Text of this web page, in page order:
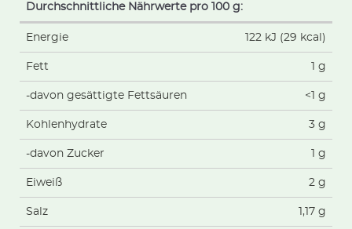
Durchschnittliche Nährwerte pro 100 g:
Energie 122 kJ (29 kcal)
Fett 1 g
-davon gesättigte Fettsäuren <1 g
Kohlenhydrate 3 g
-davon Zucker 1 g
Eiweiß 2 g
Salz 1,17 g